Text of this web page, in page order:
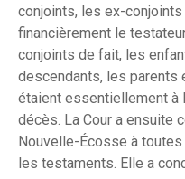
conjoints, les ex-
financièrement le
conjoints de fait, les
descendants, les
étaient essentiellement à
décès. La Cour a ensuite
Nouvelle-Écosse à
les testaments. Elle a